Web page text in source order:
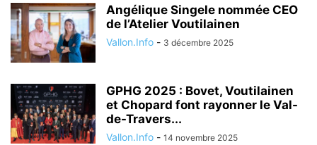
Angélique Singele nommée CEO
de l’Atelier Voutilainen
Vallon.Info - 3 décembre 2025
GPHG 2025 : Bovet, Voutilainen
et Chopard font rayonner le Val-
de-Travers...
Vallon.Info - 14 novembre 2025